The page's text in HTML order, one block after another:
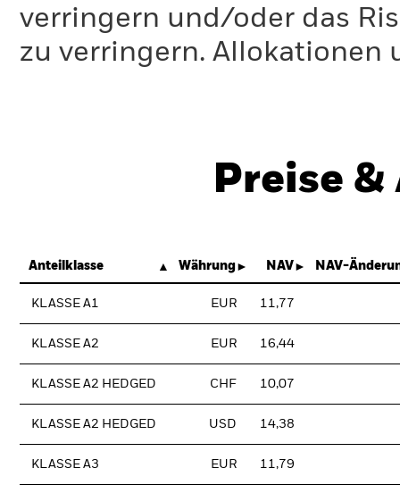
verringern und/oder das
zu verringern. Allokationen
Preise
Anteilklasse Währung NAV NAV-
KLASSE A1 EUR 11,77
KLASSE A2 EUR 16,44
KLASSE A2 HEDGED CHF 10,07
KLASSE A2 HEDGED USD 14,38
KLASSE A3 EUR 11,79